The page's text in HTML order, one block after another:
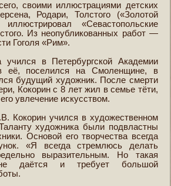
своими иллюстрациями детских
Родари, Толстого («Золотой
«Севастопольские
Из неопубликованных работ —
Гоголя «Рим».
в Петербургской Академии
её, поселился на Смоленщине, в
будущий художник. После смерти
Кокорин с 8 лет жил в семье тёти,
увлечение искусством.
Кокорин учился в художественном
художника были подвластны
Основой его творчества всегда
«Я всегда стремлюсь делать
выразительным. Но такая
даётся и требует большой